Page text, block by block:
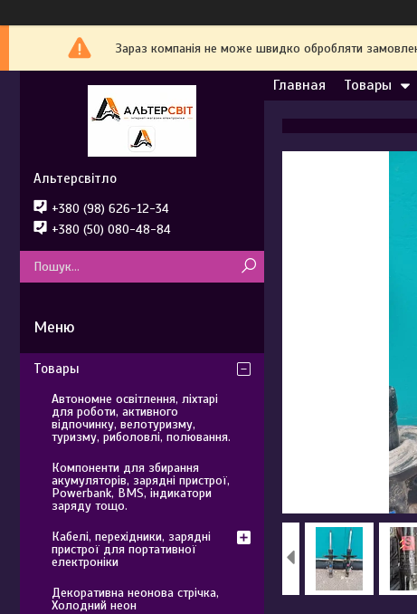
Зараз компанія не може швидко обробляти
Главная Товары
Альтерсвітло
+380 (98) 626-12-34
+380 (50) 080-48-84
Товары
Автономне освітлення, ліхтарі
для роботи, активного
відпочинку, велотуризму,
туризму, риболовлі, полювання.
Компоненти для збирання
акумуляторів, зарядні пристрої,
Powerbank, BMS, індикатори
заряду тощо.
Кабелі, перехідники, зарядні
пристрої для портативної
електроніки
Декоративна неонова стрічка,
Холодний неон